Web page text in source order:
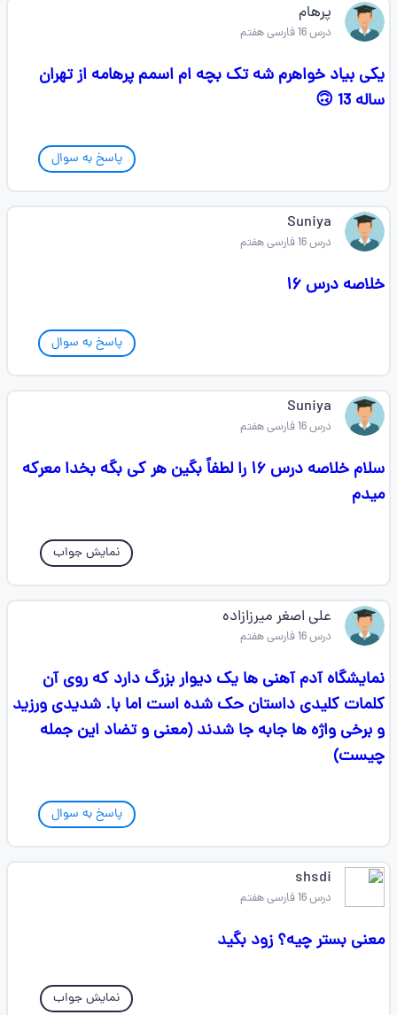
پرهام
درس 16 فارسی هفتم
یکی بیاد خواهرم شه تک بچه ام اسمم پرهامه از تهران
ساله 13 🙃
پاسخ به سوال
Suniya
درس 16 فارسی هفتم
خلاصه درس ۱۶
پاسخ به سوال
Suniya
درس 16 فارسی هفتم
سلام خلاصه درس ۱۶ را لطفاً بگین هر کی بگه بخدا معرکه
میدم
نمایش جواب
علی اصغر میرزازاده
درس 16 فارسی هفتم
نمایشگاه آدم آهنی ها یک دیوار بزرگ دارد که روی آن
کلمات کلیدی داستان حک شده است اما با. شدیدی ورزید
و برخی واژه ها جابه جا شدند (معنی و تضاد این جمله
چیست)
پاسخ به سوال
shsdi
درس 16 فارسی هفتم
معنی بستر چیه؟ زود بگید
نمایش جواب